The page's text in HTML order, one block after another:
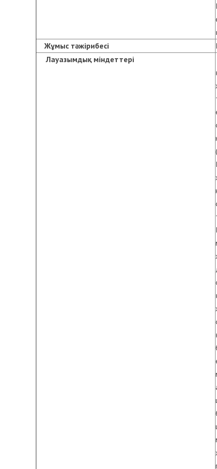
Жұмыс тәжірибесі
Лауазымдық міндеттері